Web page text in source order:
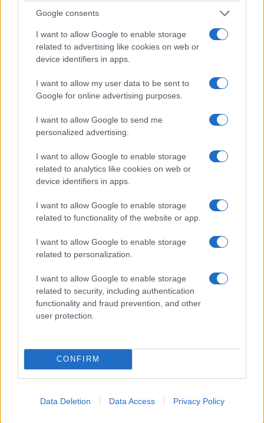
Google consents
I want to allow Google to enable storage
related to advertising like cookies on web or
device identifiers in apps.
I want to allow my user data to be sent to
Google for online advertising purposes.
I want to allow Google to send me
personalized advertising.
I want to allow Google to enable storage
related to analytics like cookies on web or
device identifiers in apps.
I want to allow Google to enable storage
related to functionality of the website or app.
I want to allow Google to enable storage
related to personalization.
I want to allow Google to enable storage
related to security, including authentication
functionality and fraud prevention, and other
user protection.
CONFIRM
Data Deletion Data Access Privacy Policy
6 Αυγούστου 1870: Κίνησε η Γερακίνα… – Η
τραγική ιστορία πίσω από το εύθυμο παιδικό
τραγούδι
6/08/2026 - 6:05μμ
ΣΑΝ ΣΗΜΕΡΑ...ΣΤΟΝ ΠΟΝΤΟ ΚΑΙ ΑΛΛΟΥ
Γιώργος Μουφλουζέλης: Ο αδικημένος ρεμπέτης
4/08/2026 - 6:25μμ
ΣΑΝ ΣΗΜΕΡΑ...ΣΤΟΝ ΠΟΝΤΟ ΚΑΙ ΑΛΛΟΥ